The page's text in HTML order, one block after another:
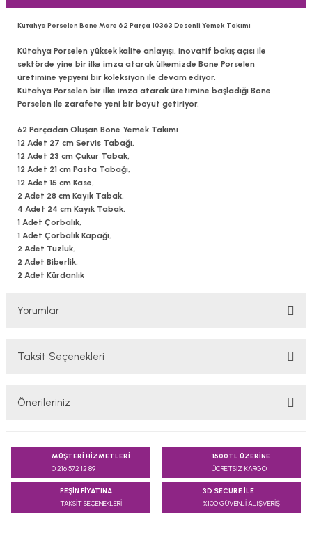
Kütahya Porselen Bone Mare 62 Parça 10363 Desenli Yemek Takımı
Kütahya Porselen yüksek kalite anlayışı, inovatif bakış açısı ile
sektörde yine bir ilke imza atarak ülkemizde Bone Porselen
üretimine yepyeni bir koleksiyon ile devam ediyor.
Kütahya Porselen bir ilke imza atarak üretimine başladığı Bone
Porselen ile zarafete yeni bir boyut getiriyor.
62 Parçadan Oluşan Bone Yemek Takımı
12 Adet 27 cm Servis Tabağı,
12 Adet 23 cm Çukur Tabak,
12 Adet 21 cm Pasta Tabağı,
12 Adet 15 cm Kase,
2 Adet 28 cm Kayık Tabak,
4 Adet 24 cm Kayık Tabak,
1 Adet Çorbalık,
1 Adet Çorbalık Kapağı,
2 Adet Tuzluk,
2 Adet Biberlik,
2 Adet Kürdanlık
Yorumlar
Taksit Seçenekleri
Önerileriniz
konularda yetersiz gördüğünüz noktaları öneri formunu
kullanarak tarafımıza iletebilirsiniz.
Ürün resmi kalitesiz, bozuk veya görüntülenemiyor.
MÜŞTERİ HİZMETLERİ
0 216 572 12 89
1500TL ÜZERİNE
ÜCRETSİZ KARGO
PEŞİN FİYATINA
TAKSİT SEÇENEKLERİ
3D SECURE İLE
%100 GÜVENLİ ALIŞVERİŞ